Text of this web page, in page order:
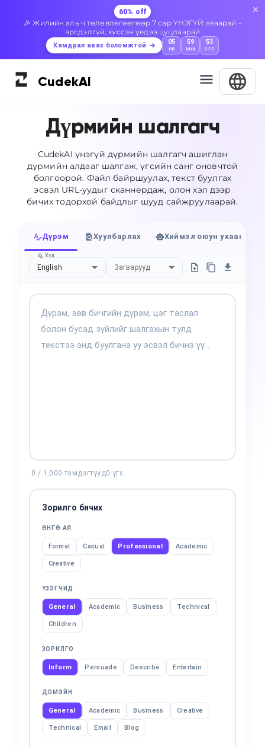
60% off
🎉 Жилийн аль ч төлөвлөгөөгөөр 7 сар ҮНЭГҮЙ аваарай -
эрсдэлгүй, хүссэн үедээ цуцлаарай
Хямдрал авах боломжтой 05
HR
59
MIN
52
SEC
CudekAI
Дүрмийн шалгагч
CudekAI үнэгүй дүрмийн шалгагч ашиглан
дүрмийн алдааг шалгаж, үгсийн санг оновчтой
болгоорой. Файл байршуулах, текст буулгах
эсвэл URL-уудыг сканнердаж, олон хэл дээр
бичих тодорхой байдлыг шууд сайжруулаарай.
Дүрэм Хуулбарлах Хиймэл оюун ухааны
Хэл
English Загварууд
0 / 1,000 тэмдэгтүүд0 үгс
Зорилго бичих
ӨНГӨ АЯ
Formal Casual Professional Academic
Creative
ҮЗЭГЧИД
General Academic Business Technical
Children
ЗОРИЛГО
Inform Persuade Describe Entertain
ДОМЭЙН
General Academic Business Creative
Technical Email Blog